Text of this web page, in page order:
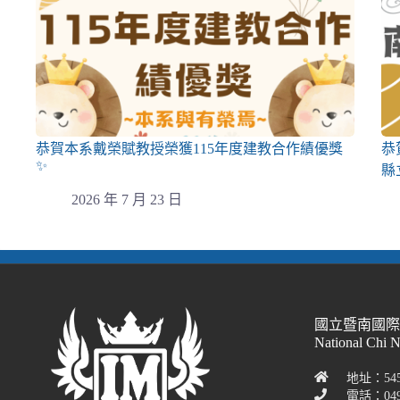
恭賀本系戴榮賦教授榮獲115年度建教合作績優獎
✨
2026 年 7 月 23 日
恭
縣
國立暨南國
National Chi
地址：
電話：